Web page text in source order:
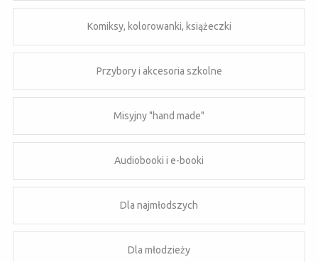
Komiksy, kolorowanki, książeczki
Przybory i akcesoria szkolne
Misyjny "hand made"
Audiobooki i e-booki
Dla najmłodszych
Dla młodzieży